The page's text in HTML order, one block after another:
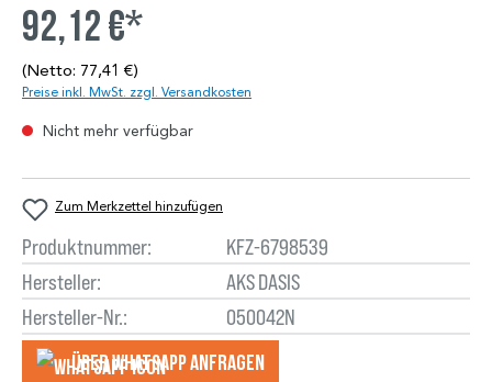
92,12 €*
(Netto: 77,41 €)
Preise inkl. MwSt. zzgl. Versandkosten
Nicht mehr verfügbar
Zum Merkzettel hinzufügen
Produktnummer:
KFZ-6798539
Hersteller:
AKS DASIS
Hersteller-Nr.:
050042N
Über WhatsApp anfragеn